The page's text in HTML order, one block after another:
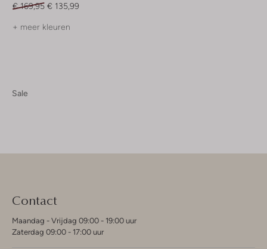
€ 169,95 € 135,99
+ meer kleuren
Sale
Contact
Maandag - Vrijdag 09:00 - 19:00 uur
Zaterdag 09:00 - 17:00 uur